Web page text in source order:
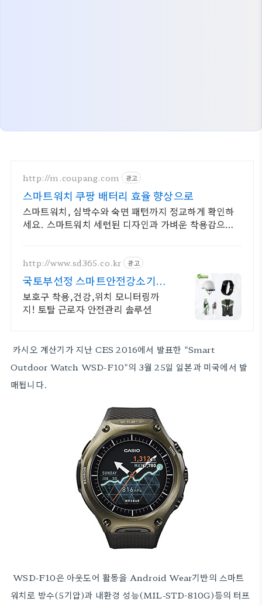
http://m.coupang.com 광고
스마트워치 쿠팡 배터리 효율 향상으로
스마트워치, 심박수와 숙면 패턴까지 정교하게 확인하
세요. 스마트워치 세련된 디자인과 가벼운 착용감으로
http://www.sd365.co.kr 광고
국토부선정 스마트안전강소기업
합리적인 가격, 무료 컨설팅
보호구 착용,건강,위치 모니터링까
지! 토탈 근로자 안전관리 솔루션
카시오 계산기가지난 CES 2016에서 발표한 "Smart
Outdoor Watch WSD-F10"의 3월 25일 일본과 미국에서 발
매됩니다.
WSD-F10은 아웃도어 활동을 Android Wear기반의 스마트
워치로 방수(5기압)과 내환경 성능(MIL-STD-810G)등의 터프